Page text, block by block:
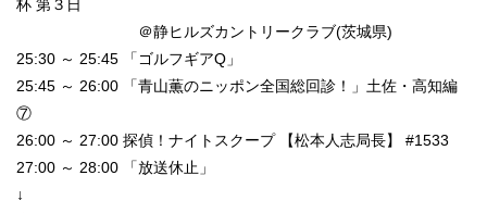
杯 第３日
＠静ヒルズカントリークラブ(茨城県)
25:30 ～ 25:45 「ゴルフギアQ」
25:45 ～ 26:00 「青山薫のニッポン全国総回診！」土佐・高知編
⑦
26:00 ～ 27:00 探偵！ナイトスクープ 【松本人志局長】 #1533
27:00 ～ 28:00 「放送休止」
↓